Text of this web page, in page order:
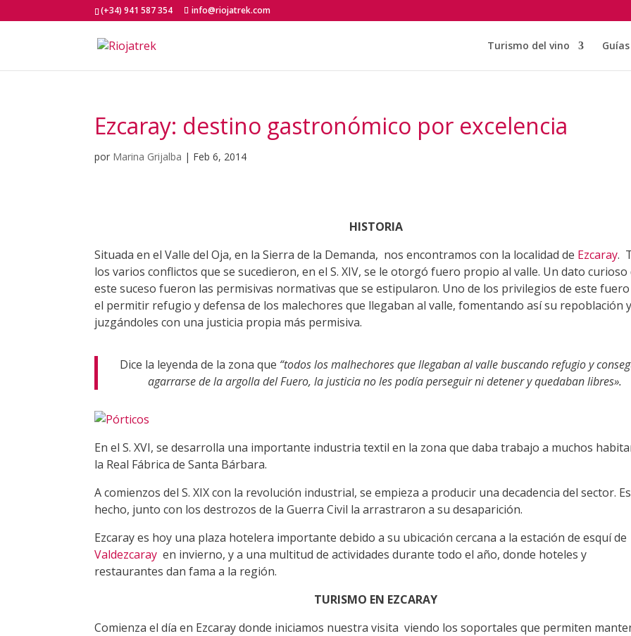
(+34) 941 587 354 info@riojatrek.com
Turismo del vino
Ezcaray: destino gastronómico por excelencia
por Marina Grijalba | Feb 6, 2014
HISTORIA
Situada en el Valle del Oja, en la Sierra de la Demanda, nos encontramos con la localidad de Ezcaray.
los varios conflictos que se sucedieron, en el S. XIV, se le otorgó fuero propio al valle. Un dato curioso
este suceso fueron las permisivas normativas que se estipularon. Uno de los privilegios de este
el permitir refugio y defensa de los malechores que llegaban al valle, fomentando así su repoblación y
juzgándoles con una justicia propia más permisiva.
Dice la leyenda de la zona que “todos los malhechores que llegaban al valle buscando refugio y
agarrarse de la argolla del Fuero, la justicia no les podía perseguir ni detener y quedaban libres».
En el S. XVI, se desarrolla una importante industria textil en la zona que daba trabajo a muchos
la Real Fábrica de Santa Bárbara.
A comienzos del S. XIX con la revolución industrial, se empieza a producir una decadencia del sector.
hecho, junto con los destrozos de la Guerra Civil la arrastraron a su desaparición.
Ezcaray es hoy una plaza hotelera importante debido a su ubicación cercana a la estación de esquí de
Valdezcaray en invierno, y a una multitud de actividades durante todo el año, donde hoteles y
restaurantes dan fama a la región.
TURISMO EN EZCARAY
Comienza el día en Ezcaray donde iniciamos nuestra visita viendo los soportales que permiten